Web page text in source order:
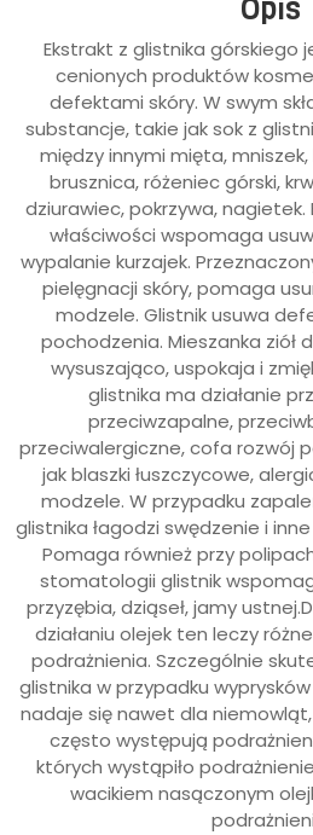
Opis
Ekstrakt z glistnika górskiego
cenionych produktów
defektami skóry. W swym
substancje, takie jak sok z
między innymi mięta,
brusznica, różeniec górski,
dziurawiec, pokrzywa,
właściwości wspomaga
wypalanie kurzajek.
pielęgnacji skóry, pomaga
modzele. Glistnik usuwa
pochodzenia. Mieszanka ziół
wysuszająco, uspokaja i
glistnika ma działanie
przeciwzapalne,
przeciwalergiczne, cofa rozwój
jak blaszki łuszczycowe,
modzele. W przypadku
glistnika łagodzi swędzenie i
Pomaga również przy
stomatologii glistnik
przyzębia, dziąseł, jamy
działaniu olejek ten leczy
podrażnienia. Szczególnie
glistnika w przypadku
nadaje się nawet dla
często występują
których wystąpiło
wacikiem nasączonym